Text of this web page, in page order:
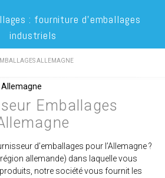
: fourniture d’emballages
industriels
ALLEMAGNE
Emballages
d’emballages pour l’Allemagne ?
allemande) dans laquelle vous
notre société vous fournit les